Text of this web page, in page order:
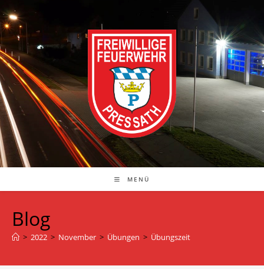
Zum
Inhalt
springen
MENÜ
Blog
> 2022 > November > Übungen > Übungszeit